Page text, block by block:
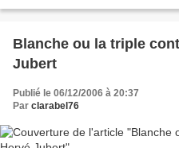
Blanche ou la triple
Jubert
Publié le 06/12/2006 à 20:37
Par clarabel76